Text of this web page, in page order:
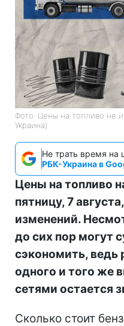
Фото: Цены на топливо не
Украина)
Не трать время на
РБК-Украина в
Цены на топливо
пятницу, 7
изменений.
до сих пор могут
сэкономить, ведь
одного и того же
сетями остается
Сколько стоит